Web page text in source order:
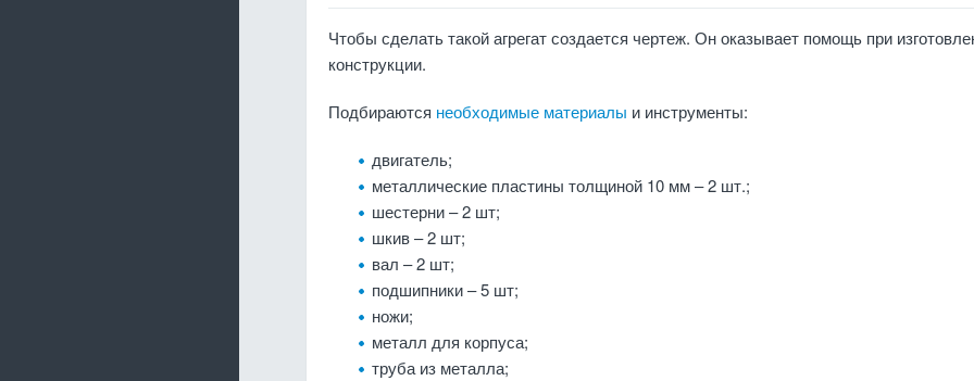
Чтобы сделать такой агрегат создается чертеж. Он оказывает помощь при
конструкции.
Подбираются необходимые материалы и инструменты:
двигатель;
металлические пластины толщиной 10 мм – 2 шт.;
шестерни – 2 шт;
шкив – 2 шт;
вал – 2 шт;
подшипники – 5 шт;
ножи;
металл для корпуса;
труба из металла;